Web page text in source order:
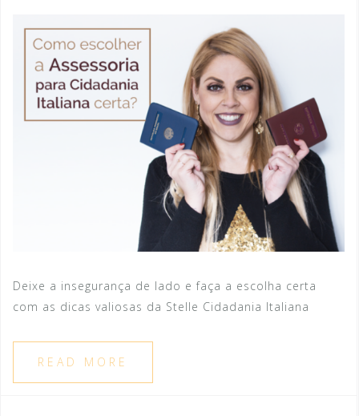
Deixe a insegurança de lado e faça a escolha certa
com as dicas valiosas da Stelle Cidadania Italiana
READ MORE